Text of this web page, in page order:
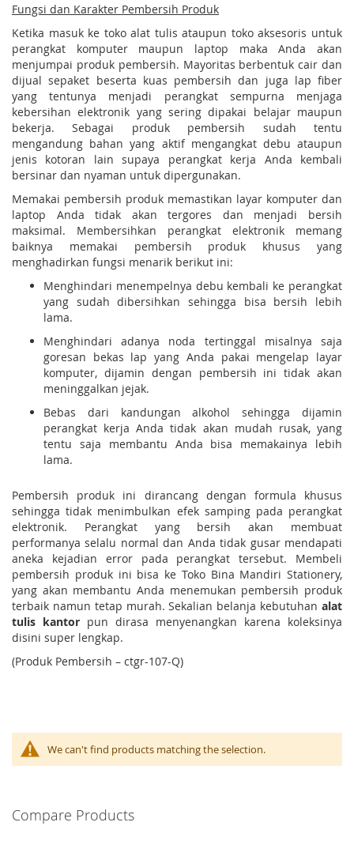
Fungsi dan Karakter Pembersih Produk
Ketika masuk ke toko alat tulis ataupun toko aksesoris untuk
perangkat komputer maupun laptop maka Anda akan
menjumpai produk pembersih. Mayoritas berbentuk cair dan
dijual sepaket beserta kuas pembersih dan juga lap fiber
yang tentunya menjadi perangkat sempurna menjaga
kebersihan elektronik yang sering dipakai belajar maupun
bekerja. Sebagai produk pembersih sudah tentu
mengandung bahan yang aktif mengangkat debu ataupun
jenis kotoran lain supaya perangkat kerja Anda kembali
bersinar dan nyaman untuk dipergunakan.
Memakai pembersih produk memastikan layar komputer dan
laptop Anda tidak akan tergores dan menjadi bersih
maksimal. Membersihkan perangkat elektronik memang
baiknya memakai pembersih produk khusus yang
menghadirkan fungsi menarik berikut ini:
Menghindari menempelnya debu kembali ke perangkat
yang sudah dibersihkan sehingga bisa bersih lebih
lama.
Menghindari adanya noda tertinggal misalnya saja
goresan bekas lap yang Anda pakai mengelap layar
komputer, dijamin dengan pembersih ini tidak akan
meninggalkan jejak.
Bebas dari kandungan alkohol sehingga dijamin
perangkat kerja Anda tidak akan mudah rusak, yang
tentu saja membantu Anda bisa memakainya lebih
lama.
Pembersih produk ini dirancang dengan formula khusus
sehingga tidak menimbulkan efek samping pada perangkat
elektronik. Perangkat yang bersih akan membuat
performanya selalu normal dan Anda tidak gusar mendapati
aneka kejadian error pada perangkat tersebut. Membeli
pembersih produk ini bisa ke Toko Bina Mandiri Stationery,
yang akan membantu Anda menemukan pembersih produk
terbaik namun tetap murah. Sekalian belanja kebutuhan alat
tulis kantor pun dirasa menyenangkan karena koleksinya
disini super lengkap.
(Produk Pembersih – ctgr-107-Q)
We can't find products matching the selection.
Compare Products